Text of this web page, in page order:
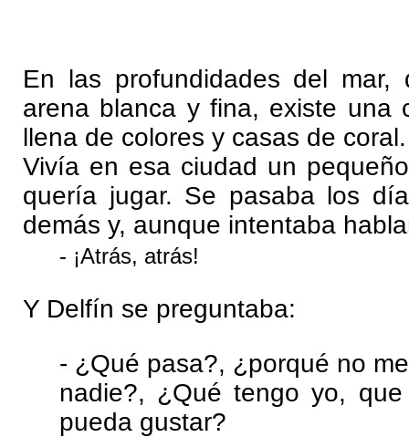
En las profundidades del
arena blanca y fina, existe una
llena de colores y casas de coral.
Vivía en esa ciudad un
quería jugar. Se pasaba los
demás y, aunque intentaba
- ¡Atrás, atrás!
Y Delfín se preguntaba:
- ¿Qué pasa?, ¿porqué no
nadie?, ¿Qué tengo yo,
pueda gustar?